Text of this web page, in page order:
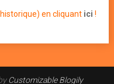
en cliquant ici !
Customizable Blogily